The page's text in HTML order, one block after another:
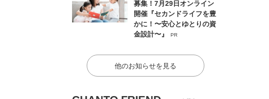
募集！7月29日オンライン
開催『セカンドライフを豊
かに！〜安心とゆとりの資
金設計〜』
PR
他のお知らせを見る